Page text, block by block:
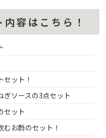
容はこちら！
ット！
ぎソースの3点セット
セット
お酢のセット！